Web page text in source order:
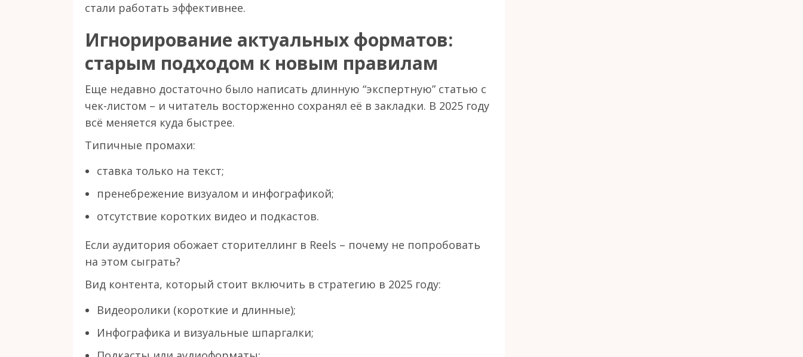
стали работать эффективнее.
Игнорирование актуальных форматов:
старым подходом к новым правилам
Еще недавно достаточно было написать длинную “экспертную” статью с
чек-листом – и читатель восторженно сохранял её в закладки. В 2025 году
всё меняется куда быстрее.
Типичные промахи:
ставка только на текст;
пренебрежение визуалом и инфографикой;
отсутствие коротких видео и подкастов.
Если аудитория обожает сторителлинг в Reels – почему не попробовать
на этом сыграть?
Вид контента, который стоит включить в стратегию в 2025 году:
Видеоролики (короткие и длинные);
Инфографика и визуальные шпаргалки;